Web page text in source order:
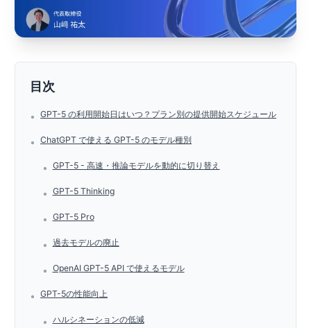
目次
• GPT-5 の利用開始日はいつ？プラン別の提供開始スケジュール
• ChatGPT で使える GPT-5 のモデル種別
• GPT-5 - 高速・推論モデルを動的に切り替え
• GPT-5 Thinking
• GPT-5 Pro
• 過去モデルの廃止
• OpenAI GPT-5 API で使えるモデル
• GPT-5の性能向上
• ハルシネーションの低減